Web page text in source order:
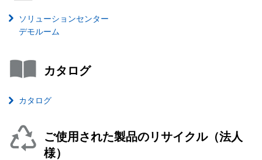
ソリューションセンター
デモルーム
カタログ
カタログ
ご使用された製品のリサイクル（法人
様）